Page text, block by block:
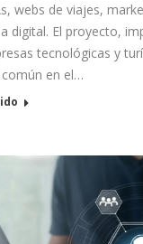
webs de viajes,
digital. El proyecto,
tecnológicas y
en el…